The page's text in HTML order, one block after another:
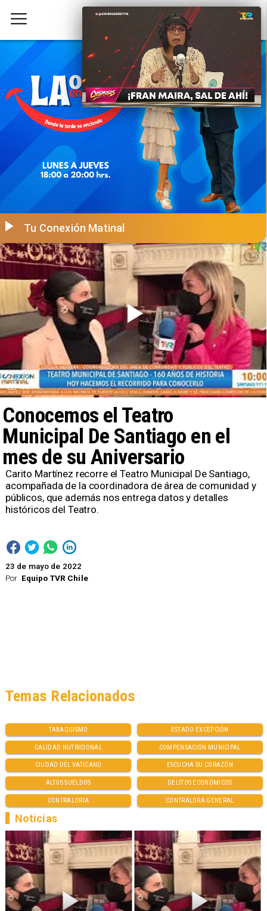
TVR
Por Equipo TVR Chile
Conocemos el Teatro
Municipal De Santiago en el
mes de su Aniversario
Tu Conexión Matinal
23 de mayo de 2022
Carito Martínez recorre el Teatro Municipal De Santiago,
acompañada de la coordinadora de área de comunidad y
públicos, que además nos entrega datos y detalles
históricos del Teatro.
TABAQUISMO ESTADO EXCEPCIÓN
CALIDAD NUTRICIONAL COMPENSACIÓN MUNICIPAL
CIUDAD DEL VATICANO ESCUCHA SU CORAZÓN
ALTOS SUELDOS DELITOS ECONÓMICOS
CONTRALORIA CONTRALORA GENERAL
Temas Relacionados
Noticias